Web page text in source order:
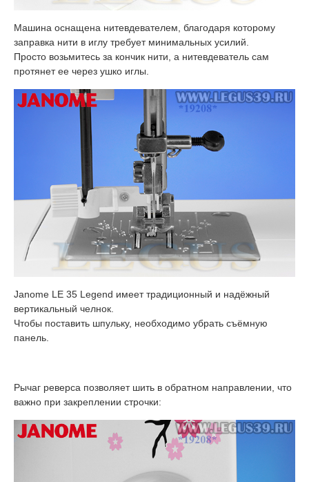
Машина оснащена нитевдевателем, благодаря которому
заправка нити в иглу требует минимальных усилий.
Просто возьмитесь за кончик нити, а нитевдеватель сам
протянет ее через ушко иглы.
Janome LE 35 Legend имеет традиционный и надёжный
вертикальный челнок.
Чтобы поставить шпульку, необходимо убрать съёмную
панель.
Рычаг реверса позволяет шить в обратном направлении, что
важно при закреплении строчки: